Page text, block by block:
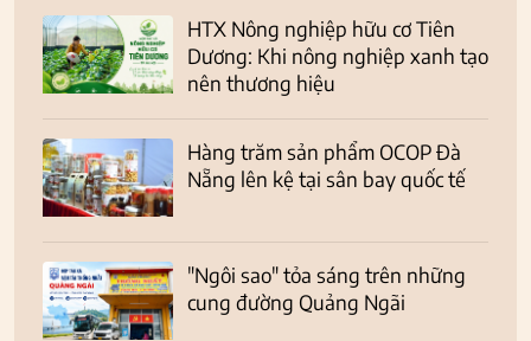
HTX Nông nghiệp hữu cơ Tiên
Dương: Khi nông nghiệp xanh tạo
nên thương hiệu
Hàng trăm sản phẩm OCOP Đà
Nẵng lên kệ tại sân bay quốc tế
"Ngôi sao" tỏa sáng trên những
cung đường Quảng Ngãi